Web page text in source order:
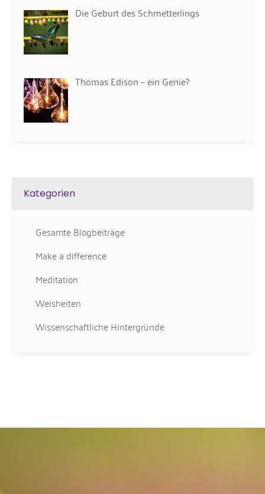
Die Geburt des Schmetterlings
Thomas Edison – ein Genie?
Kategorien
Gesamte Blogbeiträge
Make a difference
Meditation
Weisheiten
Wissenschaftliche Hintergründe